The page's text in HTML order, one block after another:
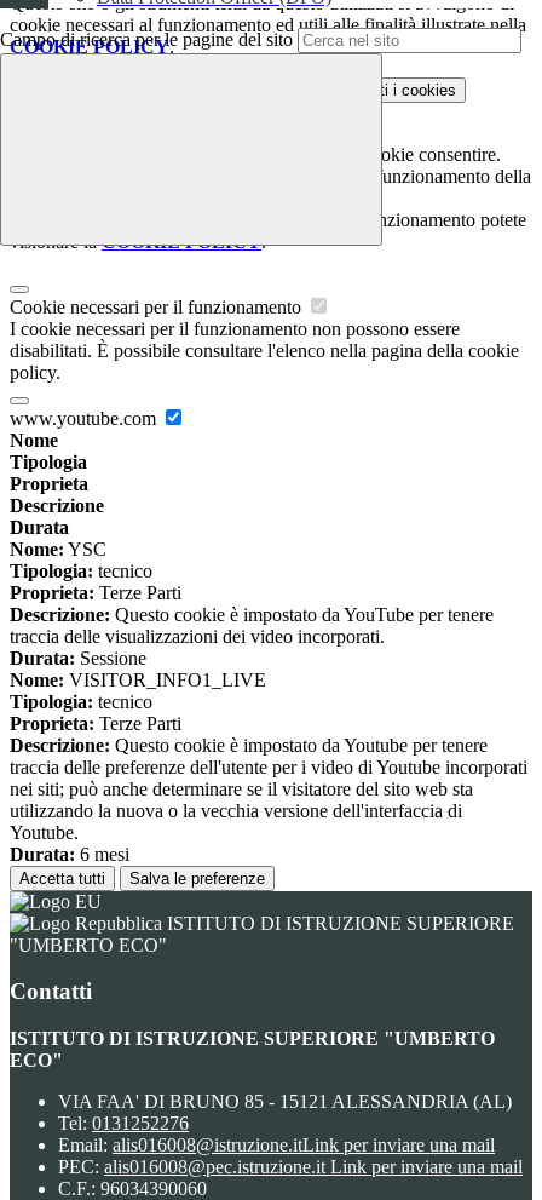
Campo di ricerca per le pagine del sito
cookie necessari al funzionamento ed utili alle finalità illustrate nella
COOKIE POLICY.
Accetta tutti i cookies
In questa schermata è possibile scegliere quali cookie consentire.
I cookie necessari sono quelli che consentono il funzionamento della
Per conoscere quali sono i cookie necessari al funzionamento potete
visionare laCOOKIE POLICY.
Cookie necessari per il funzionamento
I cookie necessari per il funzionamento non possono essere
disabilitati. È possibile consultare l'elenco nella pagina della cookie
policy.
www.youtube.com
Nome
Tipologia
Proprieta
Descrizione
Durata
Nome: YSC
Tipologia: tecnico
Proprieta: Terze Parti
Descrizione: Questo cookie è impostato da YouTube per tenere
traccia delle visualizzazioni dei video incorporati.
Durata: Sessione
Nome: VISITOR_INFO1_LIVE
Tipologia: tecnico
Proprieta: Terze Parti
Descrizione: Questo cookie è impostato da Youtube per tenere
traccia delle preferenze dell'utente per i video di Youtube incorporati
nei siti; può anche determinare se il visitatore del sito web sta
utilizzando la nuova o la vecchia versione dell'interfaccia di
Youtube.
Durata: 6 mesi
Accetta tutti Salva le preferenze
ISTITUTO DI ISTRUZIONE SUPERIORE
"UMBERTO ECO"
Contatti
ISTITUTO DI ISTRUZIONE SUPERIORE "UMBERTO
ECO"
VIA FAA' DI BRUNO 85 - 15121 ALESSANDRIA (AL)
Tel: 0131252276
Email: alis016008@istruzione.itLink per inviare una mail
PEC: alis016008@pec.istruzione.it Link per inviare una mail
C.F.: 96034390060